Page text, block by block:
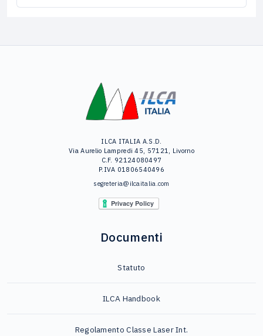
ILCA ITALIA A.S.D.
Via Aurelio Lampredi 45, 57121, Livorno
C.F. 92124080497
P.IVA 01806540496
segreteria@ilcaitalia.com
Documenti
Statuto
ILCA Handbook
Regolamento Classe Laser Int.